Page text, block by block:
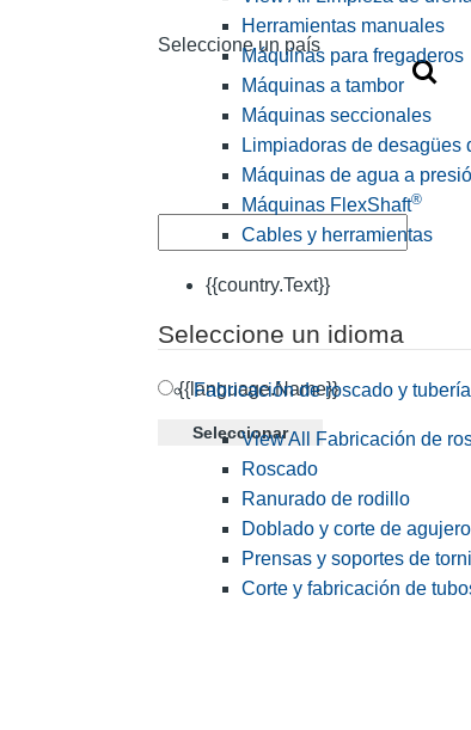
Seleccione un país
{{country.Text}}
Seleccione un idioma
{{language.Name}}
Seleccionar
Herramientas manuales
Máquinas para fregaderos
Máquinas a tambor
Máquinas seccionales
Limpiadoras de desagües
Máquinas de agua a
Máquinas FlexShaft®
Cables y herramientas
Fabricación de roscado y
View All Fabricación de
Roscado
Ranurado de rodillo
Doblado y corte de
Prensas y soportes de
Corte y fabricación de